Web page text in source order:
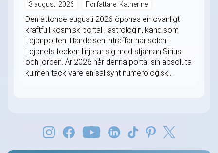
3 augusti 2026 Författare: Katherine
Den åttonde augusti 2026 öppnas en ovanligt
kraftfull kosmisk portal i astrologin, känd som
Lejonporten. Händelsen inträffar när solen i
Lejonets tecken linjerar sig med stjärnan Sirius
och jorden. År 2026 når denna portal sin absoluta
kulmen tack vare en sällsynt numerologisk...